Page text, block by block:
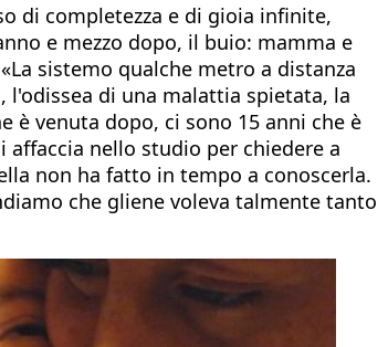
di completezza e di gioia infinite,
e mezzo dopo, il buio: mamma e
sistemo qualche metro a distanza
l'odissea di una malattia spietata, la
è venuta dopo, ci sono 15 anni che è
nello studio per chiedere a
non ha fatto in tempo a conoscerla.
che gliene voleva talmente tanto